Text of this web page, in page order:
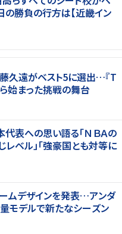
の勝負の行方は【近畿イン
久遠がベスト5に選出…『T
始まった挑戦の舞台
表への思い語る「ＮＢＡの
ベル」「強豪国とも対等に
ムデザインを発表…アンダ
モデルで新たなシーズン